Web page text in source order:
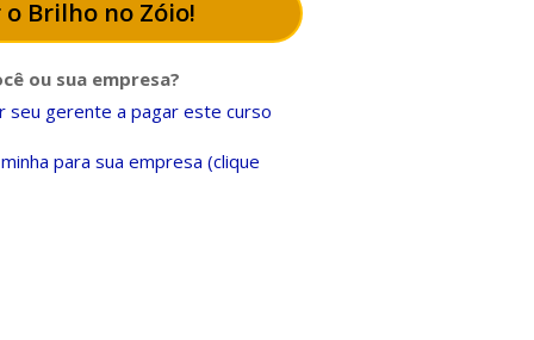
Brilho no Zóio!
ou sua empresa?
seu gerente a pagar este curso
para sua empresa (clique